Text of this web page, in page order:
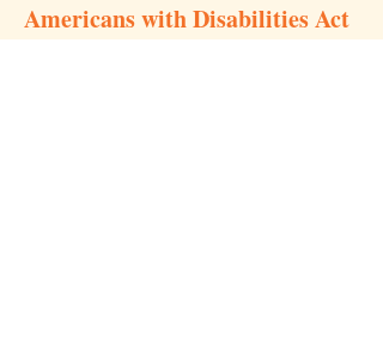
Americans with Disabilities Act